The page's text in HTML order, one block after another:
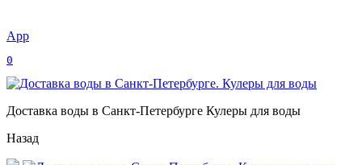
App
0
Доставка воды в Санкт-Петербурге Кулеры для воды
Назад